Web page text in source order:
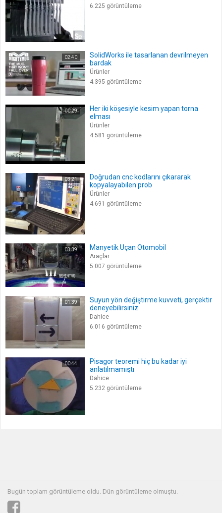
6.225 görüntüleme
02:40
SolidWorks ile tasarlanan devrilmeyen
bardak
Ürünler
4.395 görüntüleme
00:29
Her iki köşesiyle kesim yapan torna
elması
Ürünler
4.581 görüntüleme
03:21
Doğrudan cnc kodlarını çıkararak
kopyalayabilen prob
Ürünler
4.691 görüntüleme
03:39 Manyetik Uçan Otomobil
Araçlar
5.007 görüntüleme
01:39
Suyun yön değiştirme kuvveti, gerçektir
deneyebilirsiniz
Dahice
6.016 görüntüleme
00:44
Pisagor teoremi hiç bu kadar iyi
anlatılmamıştı
Dahice
5.232 görüntüleme
Bugün toplam görüntüleme oldu. Dün görüntüleme olmuştu.